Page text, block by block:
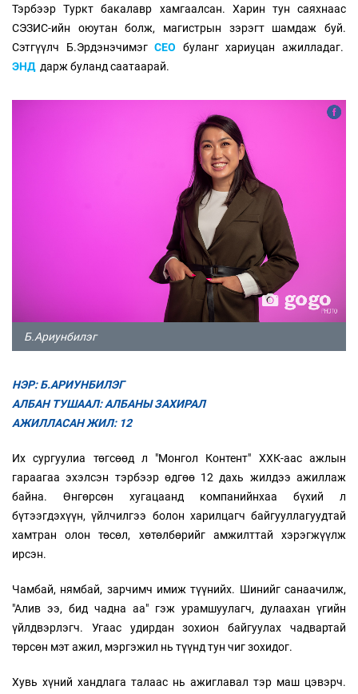
Тэрбээр Туркт бакалавр хамгаалсан. Харин тун саяхнаас
СЭЗИС-ийн оюутан болж, магистрын зэрэгт шамдаж буй.
Сэтгүүлч Б.ЭрдэнэчимэгСЕО буланг хариуцан ажилладаг.
ЭНД дарж буланд саатаарай.
Б.Ариунбилэг
НЭР: Б.АРИУНБИЛЭГ
АЛБАН ТУШААЛ: АЛБАНЫ ЗАХИРАЛ
АЖИЛЛАСАН ЖИЛ: 12
Их сургуулиа төгсөөд л "Монгол Контент" ХХК-аас ажлын
гараагаа эхэлсэн тэрбээр өдгөө 12 дахь жилдээ ажиллаж
байна. Өнгөрсөн хугацаанд компанийнхаа бүхий л
бүтээгдэхүүн, үйлчилгээ болон харилцагч байгууллагуудтай
хамтран олон төсөл, хөтөлбөрийг амжилттай хэрэгжүүлж
ирсэн.
Чамбай, нямбай, зарчимч имиж түүнийх. Шинийг санаачилж,
"Алив ээ, бид чадна аа" гэж урамшуулагч, дулаахан үгийн
үйлдвэрлэгч. Угаас удирдан зохион байгуулах чадвартай
төрсөн мэт ажил, мэргэжил нь түүнд тун чиг зохидог.
Хувь хүний хандлага талаас нь ажиглавал тэр маш цэвэрч.